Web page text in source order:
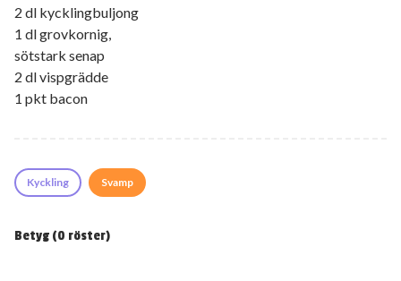
2 dl kycklingbuljong
1 dl grovkornig,
sötstark senap
2 dl vispgrädde
1 pkt bacon
Kyckling Svamp
Betyg (0 röster)